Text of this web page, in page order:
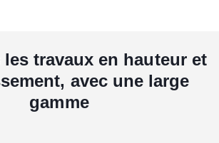
travaux en hauteur et
avec une large
gamme